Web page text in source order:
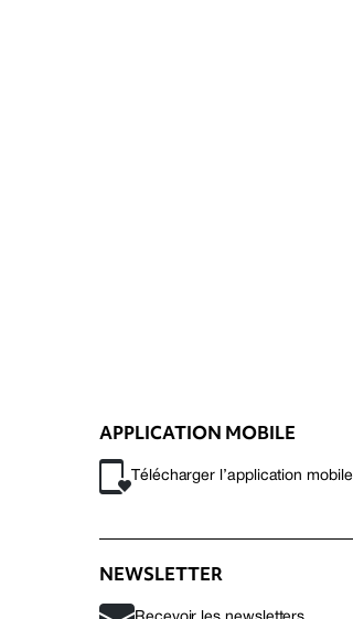
APPLICATION MOBILE
Télécharger l’application mobile
NEWSLETTER